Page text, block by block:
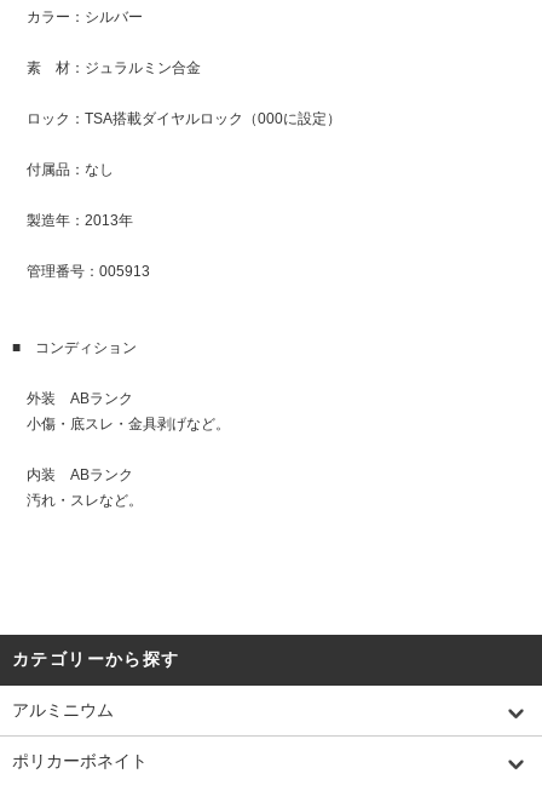
カラー：シルバー
素 材：ジュラルミン合金
ロック：TSA搭載ダイヤルロック（000に設定）
付属品：なし
製造年：2013年
管理番号：005913
■ コンディション
外装 ABランク
小傷・底スレ・金具剥げなど。
内装 ABランク
汚れ・スレなど。
カテゴリーから探す
アルミニウム
ポリカーボネイト